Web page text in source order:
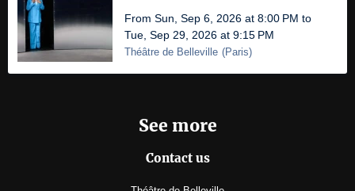
From Sun, Sep 6, 2026 at 8:00 PM to
Tue, Sep 29, 2026 at 9:15 PM
Théâtre de Belleville (Paris)
See more
Contact us